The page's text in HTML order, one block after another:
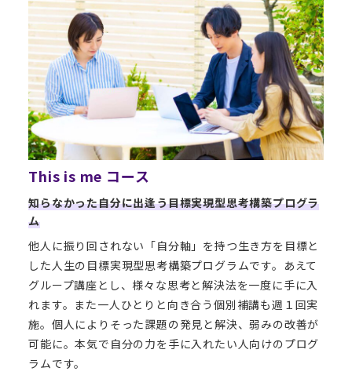
This is me コース
知らなかった自分に出逢う目標実現型思考構築プログラ
ム
他人に振り回されない「自分軸」を持つ生き方を目標と
した人生の目標実現型思考構築プログラムです。あえて
グループ講座とし、様々な思考と解決法を一度に手に入
れます。また一人ひとりと向き合う個別補講も週１回実
施。個人によりそった課題の発見と解決、弱みの改善が
可能に。本気で自分の力を手に入れたい人向けのプログ
ラムです。